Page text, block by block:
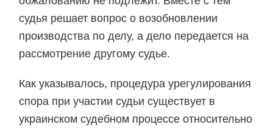
судья решает вопрос о возобновлении
производства по делу, а дело передается на
рассмотрение другому судье.
Как указывалось, процедура урегулирования
спора при участии судьи существует в
украинском судебном процессе относительно